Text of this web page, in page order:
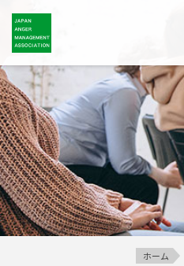
ホーム